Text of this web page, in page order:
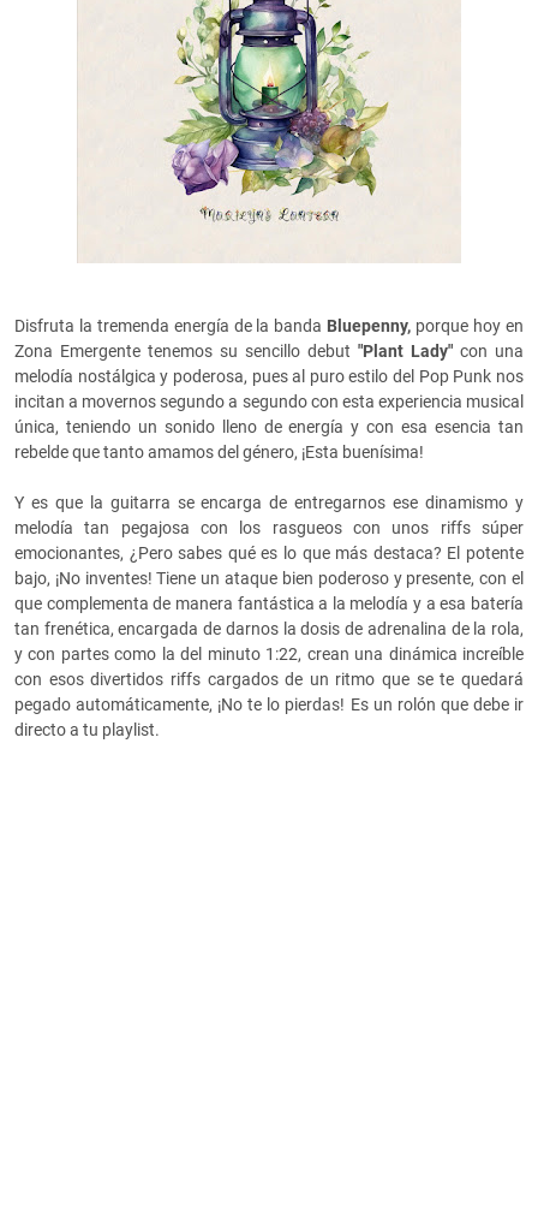
Disfruta la tremenda energía de la banda Bluepenny, porque hoy en
Zona Emergente tenemos su sencillo debut "Plant Lady" con una
melodía nostálgica y poderosa, pues al puro estilo del Pop Punk nos
incitan a movernos segundo a segundo con esta experiencia musical
única, teniendo un sonido lleno de energía y con esa esencia tan
rebelde que tanto amamos del género, ¡Esta buenísima!
Y es que la guitarra se encarga de entregarnos ese dinamismo y
melodía tan pegajosa con los rasgueos con unos riffs súper
emocionantes, ¿Pero sabes qué es lo que más destaca? El potente
bajo, ¡No inventes! Tiene un ataque bien poderoso y presente, con el
que complementa de manera fantástica a la melodía y a esa batería
tan frenética, encargada de darnos la dosis de adrenalina de la rola,
y con partes como la del minuto 1:22, crean una dinámica increíble
con esos divertidos riffs cargados de un ritmo que se te quedará
pegado automáticamente, ¡No te lo pierdas! Es un rolón que debe ir
directo a tu playlist.